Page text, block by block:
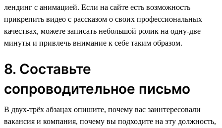
лендинг с анимацией. Если на сайте есть возможность
прикрепить видео с рассказом о своих профессиональных
качествах, можете записать небольшой ролик на одну-две
минуты и привлечь внимание к себе таким образом.
8. Составьте
сопроводительное письмо
В двух-трёх абзацах опишите, почему вас заинтересовали
вакансия и компания, почему вы подходите на эту должность,